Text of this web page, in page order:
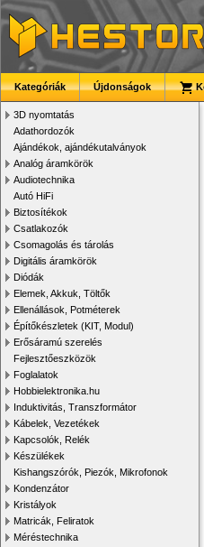
Kategóriák Újdonságok
3D nyomtatás
Adathordozók
Ajándékok, ajándékutalványok
Analóg áramkörök
Audiotechnika
Autó HiFi
Biztosítékok
Csatlakozók
Csomagolás és tárolás
Digitális áramkörök
Diódák
Elemek, Akkuk, Töltők
Ellenállások, Potméterek
Építőkészletek (KIT, Modul)
Erősáramú szerelés
Fejlesztőeszközök
Foglalatok
Hobbielektronika.hu
Induktivitás, Transzformátor
Kábelek, Vezetékek
Kapcsolók, Relék
Készülékek
Kishangszórók, Piezók, Mikrofonok
Kondenzátor
Kristályok
Matricák, Feliratok
Méréstechnika